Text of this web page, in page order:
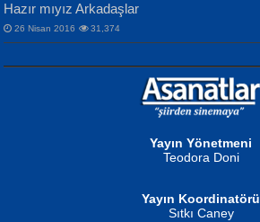
NURAN KÖSE BAYDAR
Ben Deniz Değilim ki...
Hazır mıyız Arkadaşlar
26 Nisan 2016 31,374
Yayın Yönetmeni
Teodora Doni
Yayın Koordinatörü
Sıtkı Caney